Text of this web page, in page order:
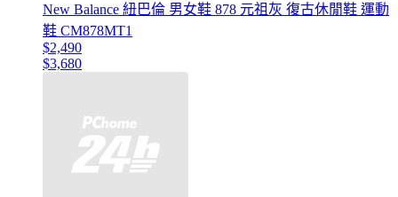
New Balance 紐巴倫 男女鞋 878 元祖灰 復古休閒鞋 運動
鞋 CM878MT1
$2,490
$3,680